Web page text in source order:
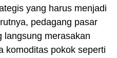
yang harus menjadi
pedagang pasar
langsung merasakan
komoditas pokok seperti